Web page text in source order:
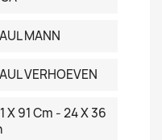
MANN
VERHOEVEN
X 91 Cm - 24 X 36